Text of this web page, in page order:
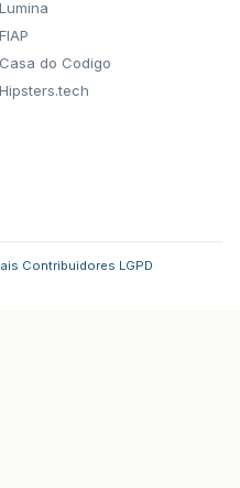
Lumina
FIAP
Casa do Codigo
Hipsters.tech
Contribuidores LGPD